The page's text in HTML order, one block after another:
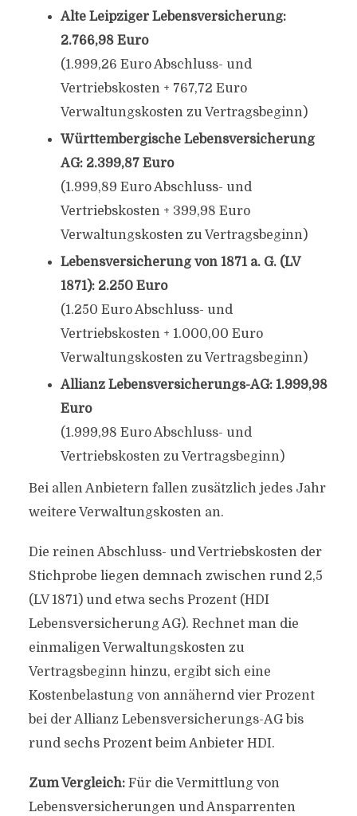
Alte Leipziger Lebensversicherung:
2.766,98 Euro
(1.999,26 Euro Abschluss- und
Vertriebskosten + 767,72 Euro
Verwaltungskosten zu Vertragsbeginn)
Württembergische Lebensversicherung
AG: 2.399,87 Euro
(1.999,89 Euro Abschluss- und
Vertriebskosten + 399,98 Euro
Verwaltungskosten zu Vertragsbeginn)
Lebensversicherung von 1871 a. G. (LV
1871): 2.250 Euro
(1.250 Euro Abschluss- und
Vertriebskosten + 1.000,00 Euro
Verwaltungskosten zu Vertragsbeginn)
Allianz Lebensversicherungs-AG: 1.999,98
Euro
(1.999,98 Euro Abschluss- und
Vertriebskosten zu Vertragsbeginn)
Bei allen Anbietern fallen zusätzlich jedes Jahr
weitere Verwaltungskosten an.
Die reinen Abschluss- und Vertriebskosten der
Stichprobe liegen demnach zwischen rund 2,5
(LV 1871) und etwa sechs Prozent (HDI
Lebensversicherung AG). Rechnet man die
einmaligen Verwaltungskosten zu
Vertragsbeginn hinzu, ergibt sich eine
Kostenbelastung von annähernd vier Prozent
bei der Allianz Lebensversicherungs-AG bis
rund sechs Prozent beim Anbieter HDI.
Zum Vergleich: Für die Vermittlung von
Lebensversicherungen und Ansparrenten